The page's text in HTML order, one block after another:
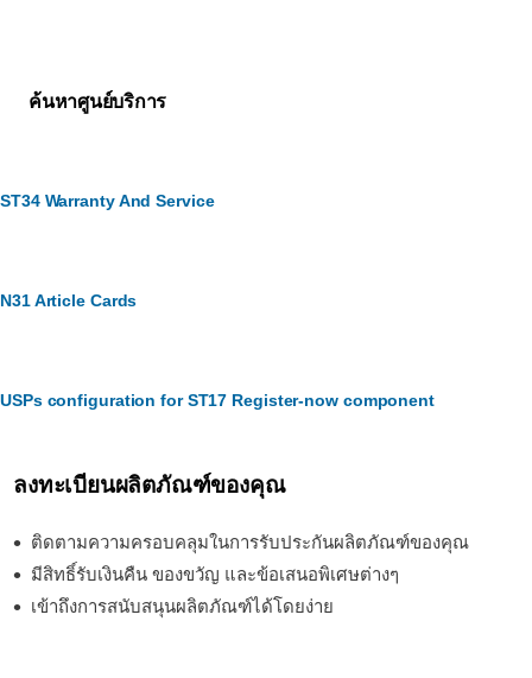
ค้นหาศูนย์บริการ
ST34 Warranty And Service
N31 Article Cards
USPs configuration for ST17 Register-now component
ลงทะเบียนผลิตภัณฑ์ของคุณ
ติดตามความครอบคลุมในการรับประกันผลิตภัณฑ์ของคุณ
มีสิทธิ์รับเงินคืน ของขวัญ และข้อเสนอพิเศษต่างๆ
เข้าถึงการสนับสนุนผลิตภัณฑ์ได้โดยง่าย